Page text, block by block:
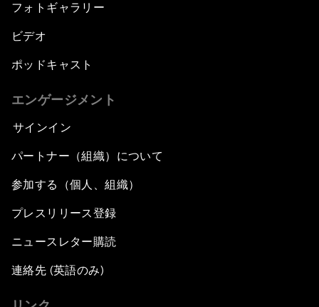
フォトギャラリー
ビデオ
ポッドキャスト
エンゲージメント
サインイン
パートナー（組織）について
参加する（個人、組織）
プレスリリース登録
ニュースレター購読
連絡先 (英語のみ)